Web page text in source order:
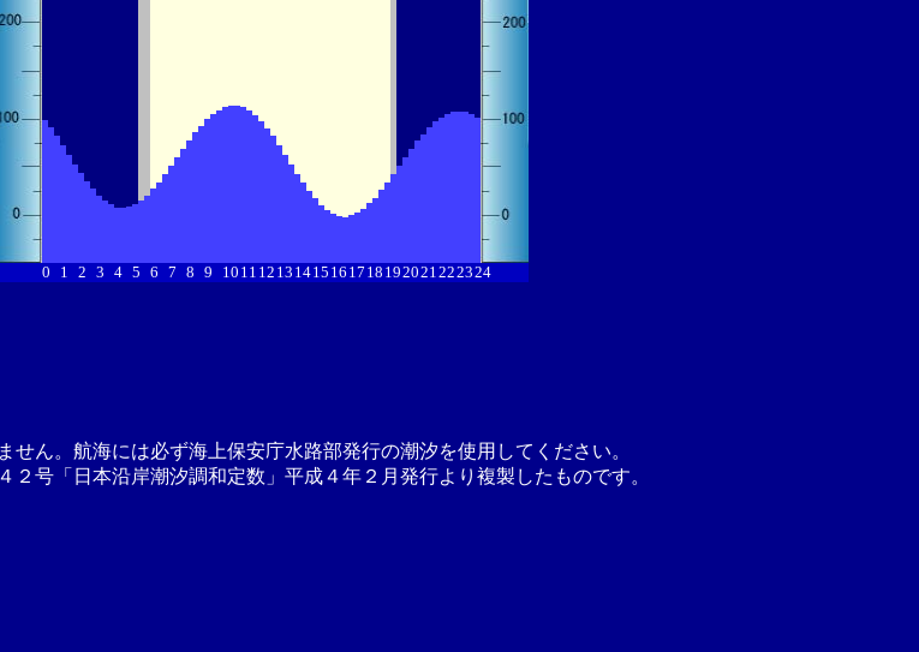
0 1 2 3 4 5 6 7 8 9 10 11 12 13 1415 16 17 18 192021222324
ん。航海には必ず海上保安庁水路部発行の潮汐を使用してください。
号「日本沿岸潮汐調和定数」平成４年２月発行より複製したものです。